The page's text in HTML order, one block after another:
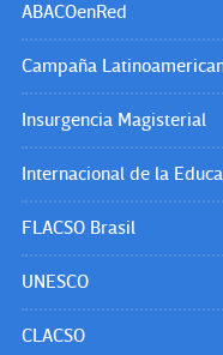
ABACOenRed
Campaña
Insurgencia Magisterial
Internacional de la
FLACSO Brasil
UNESCO
CLACSO